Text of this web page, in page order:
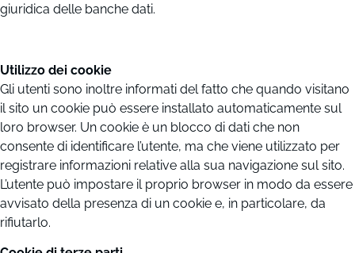
giuridica delle banche dati.
Utilizzo dei cookie
Gli utenti sono inoltre informati del fatto che quando visitano
il sito un cookie può essere installato automaticamente sul
loro browser. Un cookie è un blocco di dati che non
consente di identificare l’utente, ma che viene utilizzato per
registrare informazioni relative alla sua navigazione sul sito.
L’utente può impostare il proprio browser in modo da essere
avvisato della presenza di un cookie e, in particolare, da
rifiutarlo.